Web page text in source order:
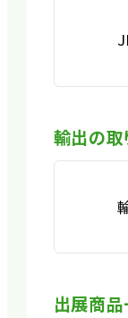
輸出の取
出展商